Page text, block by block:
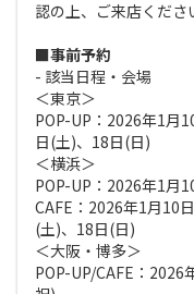
認の上、ご来店くださ
■事前予約
- 該当日程・会場
＜東京＞
POP-UP：2026年1月
日(土)、18日(日)
＜横浜＞
POP-UP：2026年1月
CAFE：2026年1月10
(土)、18日(日)
＜大阪・博多＞
POP-UP/CAFE：2026